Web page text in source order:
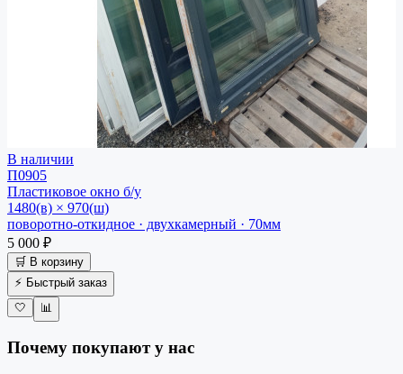
В наличии
П0905
Пластиковое окно б/у
1480(в) × 970(ш)
поворотно-откидное · двухкамерный · 70мм
5 000 ₽
🛒 В корзину
⚡ Быстрый заказ
🤍
📊
Почему покупают у нас